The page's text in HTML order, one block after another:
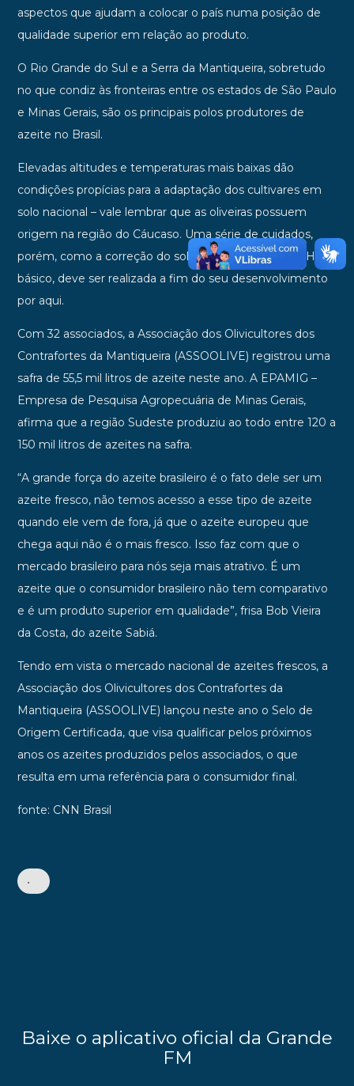
aspectos que ajudam a colocar o país numa posição de
qualidade superior em relação ao produto.
O Rio Grande do Sul e a Serra da Mantiqueira, sobretudo
no que condiz às fronteiras entre os estados de São Paulo
e Minas Gerais, são os principais polos produtores de
azeite no Brasil.
Elevadas altitudes e temperaturas mais baixas dão
condições propícias para a adaptação dos cultivares em
solo nacional – vale lembrar que as oliveiras possuem
origem na região do Cáucaso. Uma série de cuidados,
porém, como a correção do solo para deixá-lo com pH
básico, deve ser realizada a fim do seu desenvolvimento
por aqui.
Com 32 associados, a Associação dos Olivicultores dos
Contrafortes da Mantiqueira (ASSOOLIVE) registrou uma
safra de 55,5 mil litros de azeite neste ano. A EPAMIG –
Empresa de Pesquisa Agropecuária de Minas Gerais,
afirma que a região Sudeste produziu ao todo entre 120 a
150 mil litros de azeites na safra.
“A grande força do azeite brasileiro é o fato dele ser um
azeite fresco, não temos acesso a esse tipo de azeite
quando ele vem de fora, já que o azeite europeu que
chega aqui não é o mais fresco. Isso faz com que o
mercado brasileiro para nós seja mais atrativo. É um
azeite que o consumidor brasileiro não tem comparativo
e é um produto superior em qualidade”, frisa Bob Vieira
da Costa, do azeite Sabiá.
Tendo em vista o mercado nacional de azeites frescos, a
Associação dos Olivicultores dos Contrafortes da
Mantiqueira (ASSOOLIVE) lançou neste ano o Selo de
Origem Certificada, que visa qualificar pelos próximos
anos os azeites produzidos pelos associados, o que
resulta em uma referência para o consumidor final.
fonte: CNN Brasil
•
Baixe o aplicativo oficial da Grande
FM